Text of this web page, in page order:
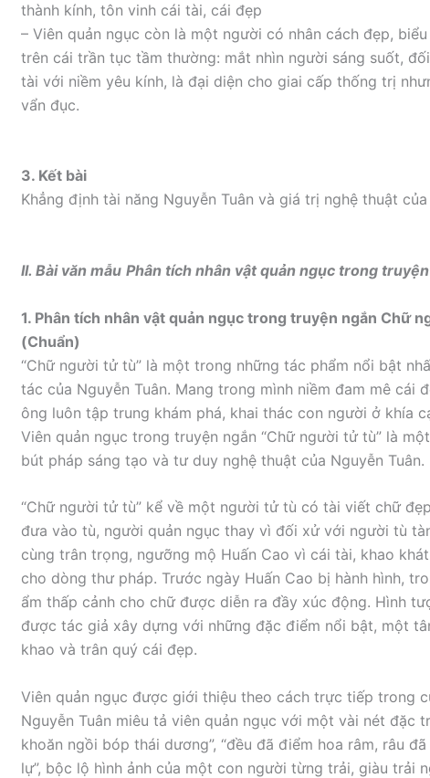
thành kính, tôn vinh cái tài, cái đẹp
– Viên quản ngục còn là một người có nhân cách đẹp,
trên cái trần tục tầm thường: mắt nhìn người sáng suốt,
tài với niềm yêu kính, là đại diện cho giai cấp thống trị
vẩn đục.
3. Kết bài
Khẳng định tài năng Nguyễn Tuân và giá trị nghệ thuật
II. Bài văn mẫu Phân tích nhân vật quản ngục trong
1. Phân tích nhân vật quản ngục trong truyện ngắn Chữ
(Chuẩn)
“Chữ người tử tù” là một trong những tác phẩm nổi bật
tác của Nguyễn Tuân. Mang trong mình niềm đam mê cái
ông luôn tập trung khám phá, khai thác con người ở khía
Viên quản ngục trong truyện ngắn “Chữ người tử tù” là
bút pháp sáng tạo và tư duy nghệ thuật của Nguyễn Tuân.
“Chữ người tử tù” kể về một người tử tù có tài viết chữ
đưa vào tù, người quản ngục thay vì đối xử với người tù
cùng trân trọng, ngưỡng mộ Huấn Cao vì cái tài, khao
cho dòng thư pháp. Trước ngày Huấn Cao bị hành hình,
ẩm thấp cảnh cho chữ được diễn ra đầy xúc động. Hình
được tác giả xây dựng với những đặc điểm nổi bật, một
khao và trân quý cái đẹp.
Viên quản ngục được giới thiệu theo cách trực tiếp trong
Nguyễn Tuân miêu tả viên quản ngục với một vài nét đặc
khoăn ngồi bóp thái dương”, “đều đã điểm hoa râm, râu đã
lự”, bộc lộ hình ảnh của một con người từng trải, giàu trải